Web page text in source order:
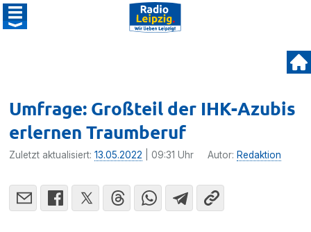
Umfrage: Großteil der IHK-Azubis
erlernen Traumberuf
Zuletzt aktualisiert:13.05.2022 | 09:31 Uhr Autor: Redaktion